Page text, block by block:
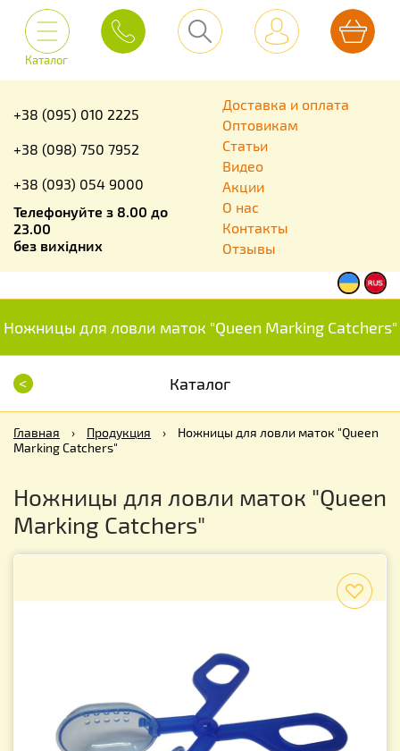
Каталог
+38 (095) 010 2225
+38 (098) 750 7952
+38 (093) 054 9000
Телефонуйте з 8.00 до
23.00
без вихідних
Доставка и оплата
Оптовикам
Статьи
Видео
Акции
О нас
Контакты
Отзывы
Ножницы для ловли маток "Queen Marking Catchers"
< Каталог
Главная › Продукция ›
Ножницы для ловли маток "Queen
Marking Catchers"
Ножницы для ловли маток "Queen
Marking Catchers"